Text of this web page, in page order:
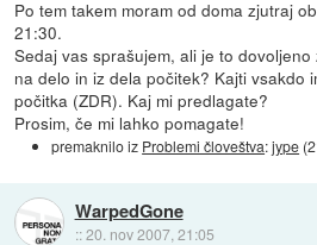
Po tem takem moram od doma zjutraj
21:30.
Sedaj vas sprašujem, ali je to
na delo in iz dela počitek? Kajti vsakdo
počitka (ZDR). Kaj mi predlagate?
Prosim, če mi lahko pomagate!
premaknilo iz Problemi človeštva:jype (
WarpedGone
::20. nov 2007, 21:05